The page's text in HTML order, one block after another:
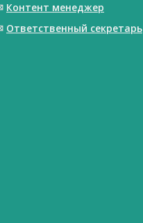
Контент менеджер
Ответственный cекретарь